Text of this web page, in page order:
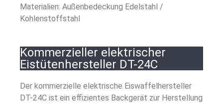
Materialien: Außenbedeckung Edelstahl /
Kohlenstoffstahl
Kommerzieller elektrischer
Eistütenhersteller DT-24C
Der kommerzielle elektrische Eiswaffelhersteller
DT-24C ist ein effizientes Backgerät zur Herstellung